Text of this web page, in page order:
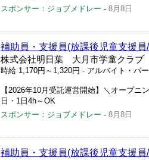
スポンサー：ジョブメドレー - 8月8日
補助員・支援員(放課後児童支援
株式会社明日葉 大月市学童クラ
時給 1,170円～1,320円 - アルバイト・パー
【2026年10月受託運営開始】＼オープ
日・1日4h～OK
スポンサー：ジョブメドレー - 8月8日
補助員・支援員(放課後児童支援